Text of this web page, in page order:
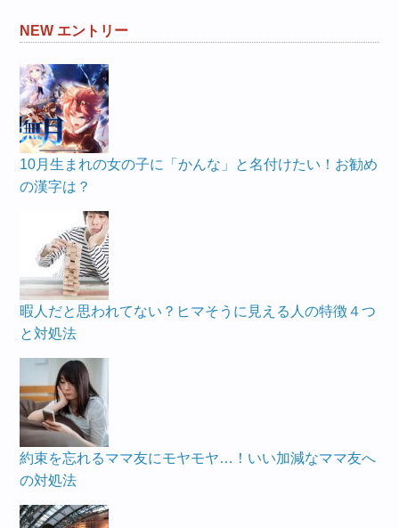
NEW エントリー
10月生まれの女の子に「かんな」と名付けたい！お勧め
の漢字は？
暇人だと思われてない？ヒマそうに見える人の特徴４つ
と対処法
約束を忘れるママ友にモヤモヤ…！いい加減なママ友へ
の対処法